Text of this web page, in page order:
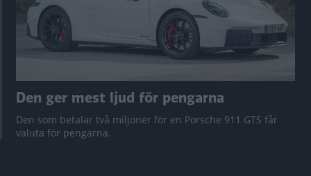
Den ger mest ljud för pengarna
Den som betalar två miljoner för en Porsche 911 GTS får
valuta för pengarna.